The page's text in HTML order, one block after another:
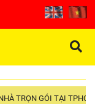
TRỌN GÓI TẠI TPHCM